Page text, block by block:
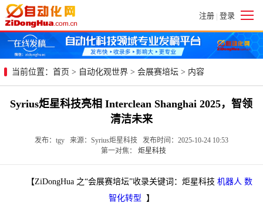
注册 | 登录
当前位置： 首页 > 自动化观世界 > 会展赛培坛 > 内容
Syrius炬星科技亮相 Interclean Shanghai 2025，智领
清洁未来
发布：tgy 来源：Syrius炬星科技 发布时间：2025-10-24 10:53
第一对焦： 炬星科技
【ZiDongHua 之“会展赛培坛”收录关键词：炬星科技机器人 数
智化转型 】